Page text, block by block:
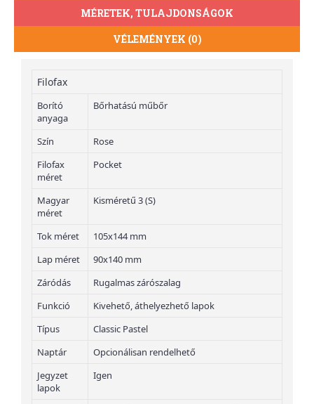
MÉRETEK, TULAJDONSÁGOK
VÉLEMÉNYEK (0)
Filofax
Borító
anyaga
Bőrhatású műbőr
Szín
Rose
Filofax
méret
Pocket
Magyar
méret
Kisméretű 3 (S)
Tok méret
105x144 mm
Lap méret
90x140 mm
Záródás
Rugalmas zárószalag
Funkció
Kivehető, áthelyezhető lapok
Típus
Classic Pastel
Naptár
Opcionálisan rendelhető
Jegyzet
lapok
Igen